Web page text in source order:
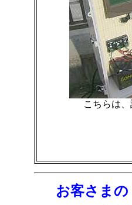
こちらは
お客さま